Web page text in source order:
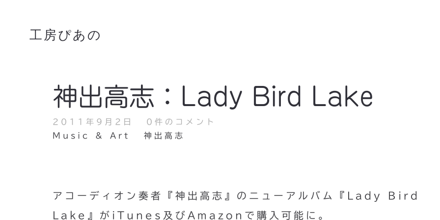
工房ぴあの
神出高志：Lady Bird Lake
2011年9月2日
0件のコメント
Music & Art
神出高志
アコーディオン奏者『神出高志』のニューアルバム『Lady Bird
Lake』がiTunes及びAmazonで購入可能に。